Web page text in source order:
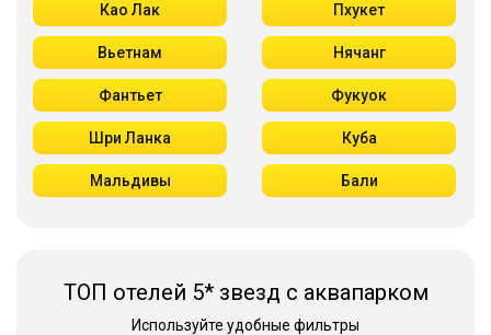
Као Лак Пхукет
Вьетнам Нячанг
Фантьет Фукуок
Шри Ланка Куба
Мальдивы Бали
ТОП отелей 5* звезд с аквапарком
Используйте удобные фильтры